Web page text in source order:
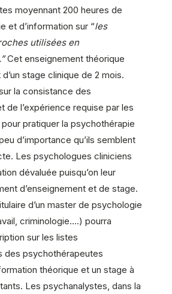
moyennant 200 heures de
et d’information sur “les
utilisées en
Cet enseignement théorique
stage clinique de 2 mois.
la consistance des
de l’expérience requise par les
pratiquer la psychothérapie
d’importance qu’ils semblent
Les psychologues cliniciens
dévaluée puisqu’on leur
d’enseignement et de stage.
d’un master de psychologie
criminologie….) pourra
sur les listes
des psychothérapeutes
théorique et un stage à
Les psychanalystes, dans la